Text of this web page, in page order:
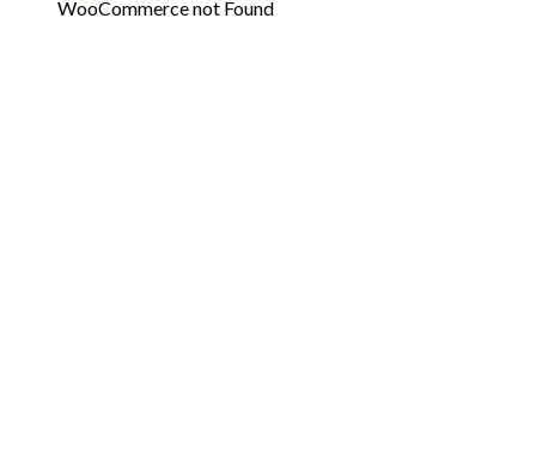
WooCommerce not Found